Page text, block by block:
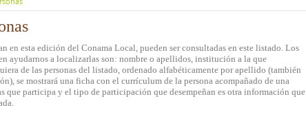
en esta edición del Conama Local, pueden ser consultadas en este listado. Los
ayudarnos a localizarlas son: nombre o apellidos, institución a la que
de las personas del listado, ordenado alfabéticamente por apellido (también
se mostrará una ficha con el currículum de la persona acompañado de una
que participa y el tipo de participación que desempeñan es otra información que